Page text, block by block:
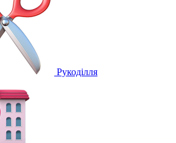
Рукоділля